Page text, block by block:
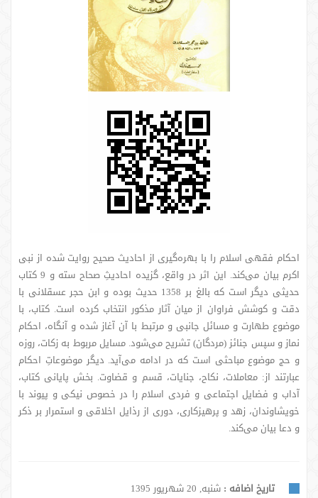
احکام فقهی اسلام را با بهره‌گیری از احادیث صحیح روایت شده از نبی
اکرم بیان می‌کند. این اثر در واقع، گزیده احادیثِ صحاح سته و 9 کتاب
حدیثی دیگر است که بالغ بر 1358 حدیث بوده و ابن حجر عسقلانی با
دقت و کوشش فراوان از میان آثار مذکور انتخاب کرده است. کتاب، با
موضوع طهارت و مسائل جانبی و مرتبط با آن آغاز شده و آنگاه، احکام
نماز و سپس جنائز (مردگان) تشریح می‌شود. مسایل مربوط به زکات، روزه
و حج موضوع مباحثی است که در ادامه می‌آید. دیگر موضوعاتِ احکام
عبارتند از: معاملات، نکاح، جنایات، قسم و قضاوت. بخش پایانی کتاب،
آداب و فضایل اجتماعی و فردی اسلام را در خصوص نیکی و پیوند با
خویشاوندان، زهد و پرهیزکاری، دوری از رذایل اخلاقی و استمرار بر ذکر
و دعا بیان می‌کند.
تاریخ اضافه : شنبه, 20 شهریور 1395